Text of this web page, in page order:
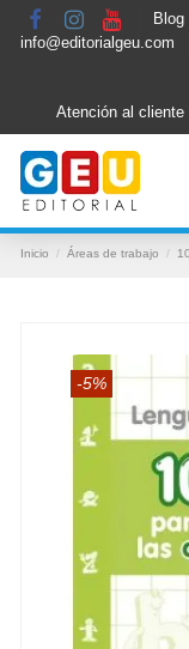
Blog
info@editorialgeu.com
Atención al cliente
Inicio Áreas de trabajo
-5%